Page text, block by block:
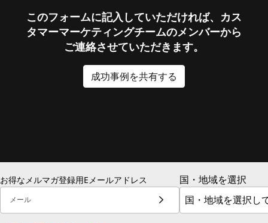
このフォームに記入していただければ、カス
タマーマーケティングチームのメンバーから
ご連絡させていただきます。
成功事例を共有する
お得なメルマガ登録用Eメールアドレス
メール
国・地域を選択